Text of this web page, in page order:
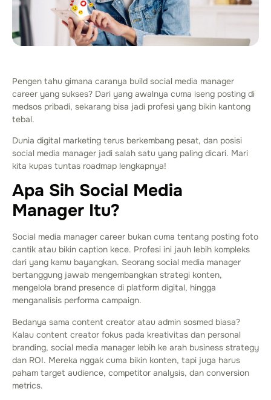
Pengen tahu gimana caranya build social media manager
career yang sukses? Dari yang awalnya cuma iseng posting di
medsos pribadi, sekarang bisa jadi profesi yang bikin kantong
tebal.
Dunia digital marketing terus berkembang pesat, dan posisi
social media manager jadi salah satu yang paling dicari. Mari
kita kupas tuntas roadmap lengkapnya!
Apa Sih Social Media
Manager Itu?
Social media manager career bukan cuma tentang posting foto
cantik atau bikin caption kece. Profesi ini jauh lebih kompleks
dari yang kamu bayangkan. Seorang social media manager
bertanggung jawab mengembangkan strategi konten,
mengelola brand presence di platform digital, hingga
menganalisis performa campaign.
Bedanya sama content creator atau admin sosmed biasa?
Kalau content creator fokus pada kreativitas dan personal
branding, social media manager lebih ke arah business strategy
dan ROI. Mereka nggak cuma bikin konten, tapi juga harus
paham target audience, competitor analysis, dan conversion
metrics.